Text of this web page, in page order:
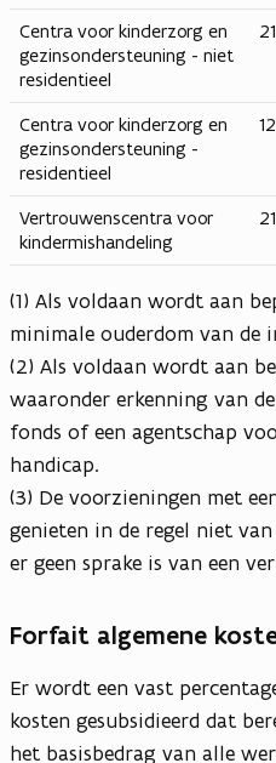
Centra voor kinderzorg en
gezinsondersteuning - niet
residentieel
Centra voor kinderzorg en
gezinsondersteuning -
residentieel
Vertrouwenscentra voor
kindermishandeling
(1) Als voldaan wordt aan
minimale ouderdom van de
(2) Als voldaan wordt aan
waaronder erkenning van
fonds of een agentschap
handicap.
(3) De voorzieningen met
genieten in de regel niet
er geen sprake is van een
Forfait algemene
Er wordt een vast
kosten gesubsidieerd dat
het basisbedrag van alle